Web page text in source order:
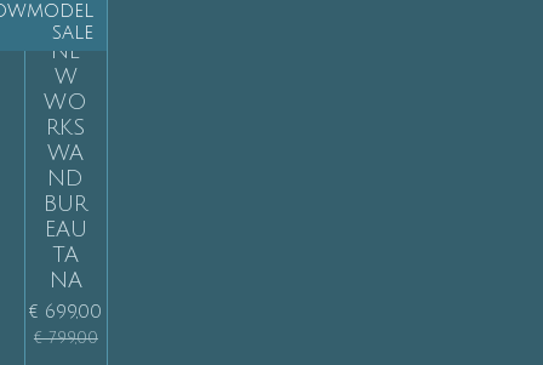
SALE
NE
W
WO
RKS
WA
ND
BUR
EAU
TA
NA
€ 699,00
€ 799,00